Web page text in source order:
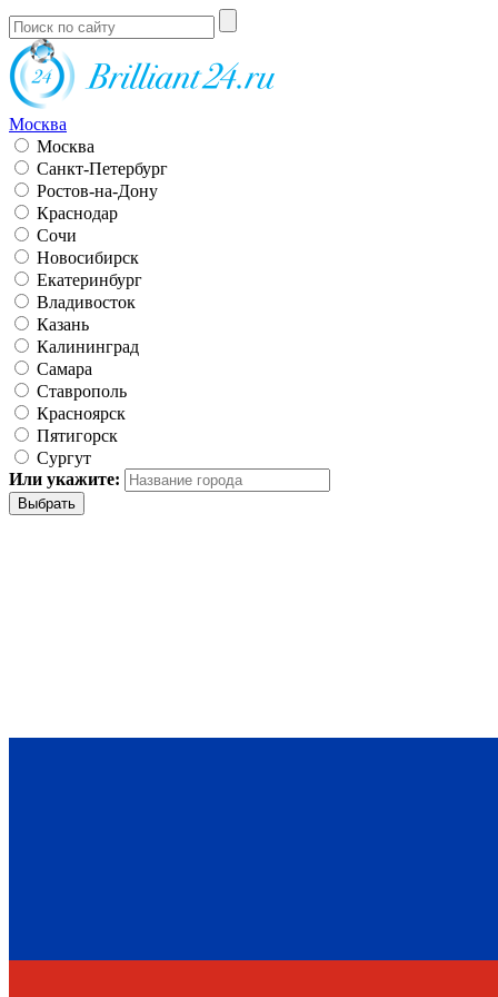
Москва
Москва
Санкт-Петербург
Ростов-на-Дону
Краснодар
Сочи
Новосибирск
Екатеринбург
Владивосток
Казань
Калининград
Самара
Ставрополь
Красноярск
Пятигорск
Сургут
Или укажите: